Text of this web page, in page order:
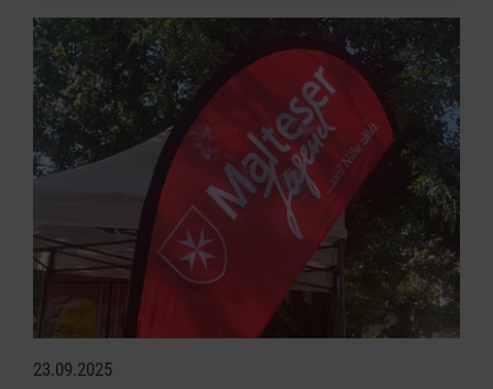
23.09.2025